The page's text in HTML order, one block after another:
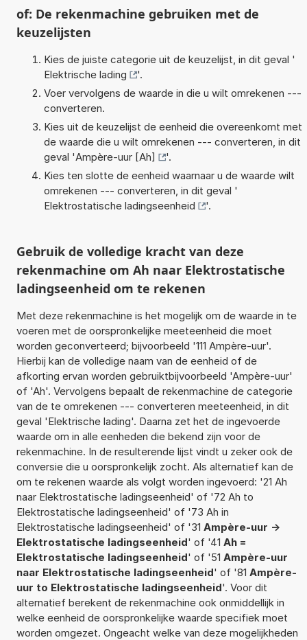
of: De rekenmachine gebruiken met de
keuzelijsten
Kies de juiste categorie uit de keuzelijst, in dit geval '
Elektrische lading
'.
Voer vervolgens de waarde in die u wilt omrekenen ---
converteren.
Kies uit de keuzelijst de eenheid die overeenkomt met
de waarde die u wilt omrekenen --- converteren, in dit
geval 'Ampère-uur [Ah]
'.
Kies ten slotte de eenheid waarnaar u de waarde wilt
omrekenen --- converteren, in dit geval '
Elektrostatische ladingseenheid
'.
Gebruik de volledige kracht van deze
rekenmachine om Ah naar Elektrostatische
ladingseenheid om te rekenen
Met deze rekenmachine is het mogelijk om de waarde in te
voeren met de oorspronkelijke meeteenheid die moet
worden geconverteerd; bijvoorbeeld '111 Ampère-uur'.
Hierbij kan de volledige naam van de eenheid of de
afkorting ervan worden gebruiktbijvoorbeeld 'Ampère-uur'
of 'Ah'. Vervolgens bepaalt de rekenmachine de categorie
van de te omrekenen --- converteren meeteenheid, in dit
geval 'Elektrische lading'. Daarna zet het de ingevoerde
waarde om in alle eenheden die bekend zijn voor de
rekenmachine. In de resulterende lijst vindt u zeker ook de
conversie die u oorspronkelijk zocht. Als alternatief kan de
om te rekenen waarde als volgt worden ingevoerd: '21 Ah
naar Elektrostatische ladingseenheid' of '72 Ah to
Elektrostatische ladingseenheid' of '73 Ah in
Elektrostatische ladingseenheid' of '31 Ampère-uur ->
Elektrostatische ladingseenheid' of '41 Ah =
Elektrostatische ladingseenheid' of '51 Ampère-uur
naar Elektrostatische ladingseenheid' of '81 Ampère-
uur to Elektrostatische ladingseenheid'. Voor dit
alternatief berekent de rekenmachine ook onmiddellijk in
welke eenheid de oorspronkelijke waarde specifiek moet
worden omgezet. Ongeacht welke van deze mogelijkheden